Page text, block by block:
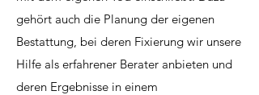
gehört auch die Planung der eigenen
Bestattung, bei deren Fixierung wir unsere
Hilfe als erfahrener Berater anbieten und
deren Ergebnisse in einem